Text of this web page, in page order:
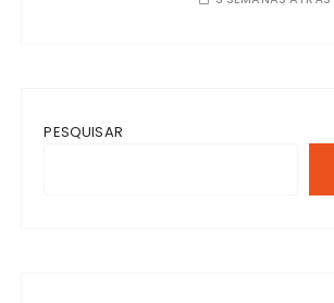
PESQUISAR